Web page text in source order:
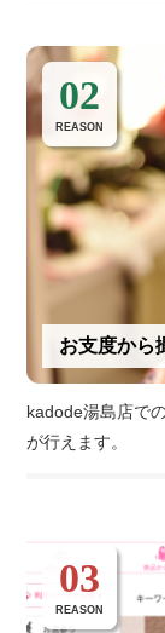
02
REASON
お支度から
kadode湯島店で
が行えます。
03
REASON